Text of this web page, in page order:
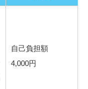
自己負担額
4,000円